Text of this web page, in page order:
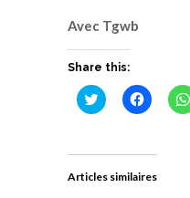
Avec Tgwb
Share this:
Cliquez
pour
dans
nouvelle
Cliquez
pour
dans
nouvelle
Articles similaires